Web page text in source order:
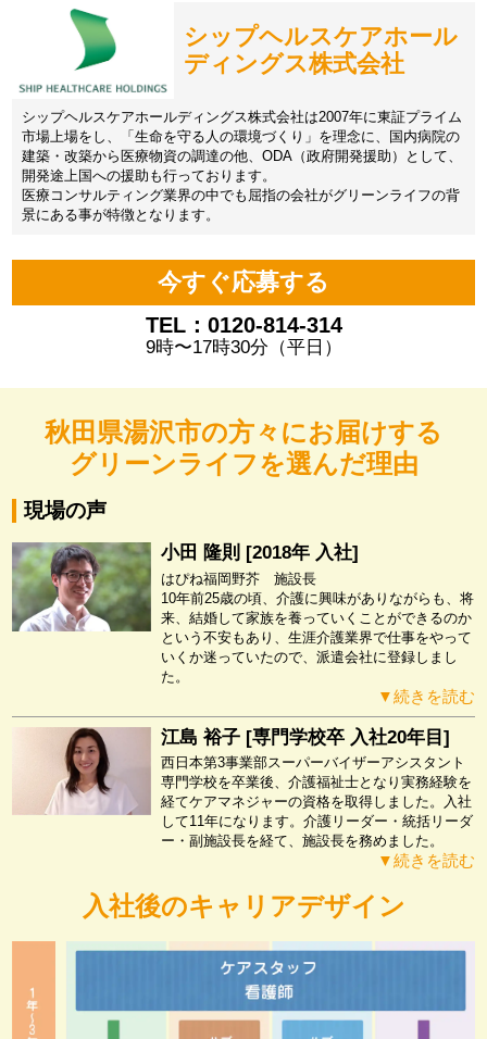
シップヘルスケアホール
ディングス株式会社
シップヘルスケアホールディングス株式会社は2007年に東証プライム
市場上場をし、「生命を守る人の環境づくり」を理念に、国内病院の
建築・改築から医療物資の調達の他、ODA（政府開発援助）として、
開発途上国への援助も行っております。
医療コンサルティング業界の中でも屈指の会社がグリーンライフの背
景にある事が特徴となります。
今すぐ応募する
TEL：0120-814-314
9時〜17時30分（平日）
秋田県湯沢市の方々にお届けする
グリーンライフを選んだ理由
現場の声
小田 隆則 [2018年 入社]
はぴね福岡野芥 施設長
10年前25歳の頃、介護に興味がありながらも、将
来、結婚して家族を養っていくことができるのか
という不安もあり、生涯介護業界で仕事をやって
いくか迷っていたので、派遣会社に登録しまし
た。
▼続きを読む
江島 裕子 [専門学校卒 入社20年目]
西日本第3事業部スーパーバイザーアシスタント
専門学校を卒業後、介護福祉士となり実務経験を
経てケアマネジャーの資格を取得しました。入社
して11年になります。介護リーダー・統括リーダ
ー・副施設長を経て、施設長を務めました。
▼続きを読む
入社後のキャリアデザイン